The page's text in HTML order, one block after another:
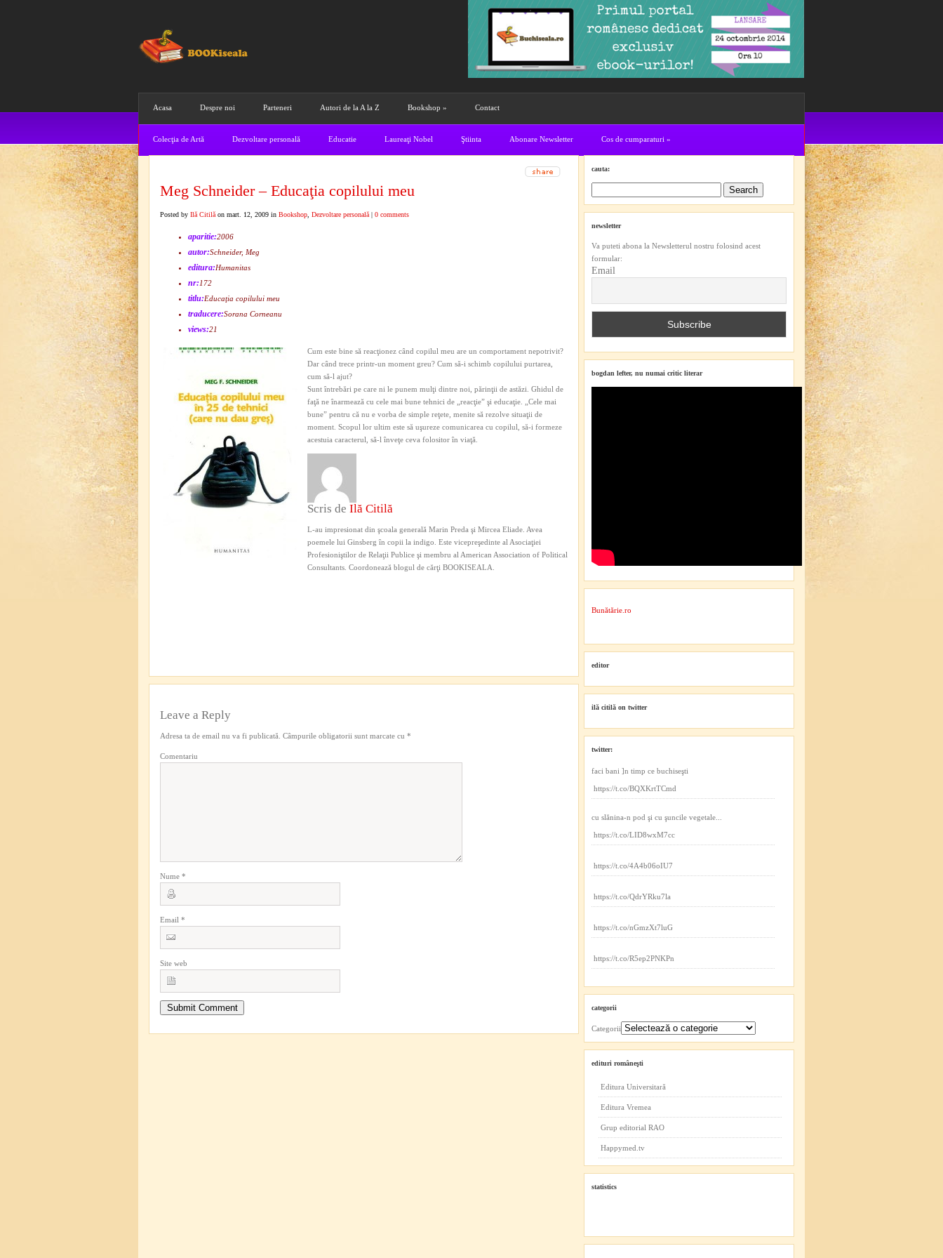
Acasa Despre noi Parteneri Autori de la A la Z Bookshop » Contact
Colecţia de Artă Dezvoltare personală Educatie Laureaţi Nobel Ştiinta Abonare Newsletter Cos de cumparaturi »
Meg Schneider – Educaţia copilului meu
Posted by Ilă Citilă on mart. 12, 2009 in Bookshop Dezvoltare personală | 0 comments
aparitie:2006
autor:Schneider, Meg
editura:Humanitas
nr:172
titlu:Educaţia copilului meu
traducere:Sorana Corneanu
views:21
Cum este bine să reacţionez când copilul meu are un comportament nepotrivit?
Dar când trece printr-un moment greu? Cum să-i schimb copilului purtarea,
cum să-l ajut?
Sunt întrebări pe care ni le punem mulţi dintre noi, părinţii de astăzi. Ghidul de
faţă ne înarmează cu cele mai bune tehnici de „reacţie” şi educaţie. „Cele mai
bune” pentru că nu e vorba de simple reţete, menite să rezolve situaţii de
moment. Scopul lor ultim este să uşureze comunicarea cu copilul, să-i formeze
acestuia caracterul, să-l înveţe ceva folositor în viaţă.
Scris de Ilă Citilă
L-au impresionat din şcoala generală Marin Preda şi Mircea Eliade. Avea
poemele lui Ginsberg în copii la indigo. Este vicepreşedinte al Asociaţiei
Profesioniştilor de Relaţii Publice şi membru al American Association of Political
Consultants. Coordonează blogul de cărţi BOOKISEALA.
Leave a Reply
Adresa ta de email nu va fi publicată. Câmpurile obligatorii sunt marcate cu *
Comentariu
Nume *
Email *
Site web
cauta:
newsletter
Va puteti abona la Newsletterul nostru folosind acest
formular:
Email
bogdan lefter, nu numai critic literar
Bunătărie.ro
editor
ilă citilă on twitter
twitter:
faci bani ]n timp ce buchiseşti
https://t.co/BQXKrtTCmd
cu slănina-n pod şi cu şuncile vegetale...
https://t.co/LID8wxM7cc
https://t.co/4A4b06oIU7
https://t.co/QdrYRku7la
https://t.co/nGmzXt7luG
https://t.co/R5ep2PNKPn
categorii
Categorii
edituri româneşti
Editura Universitară
Editura Vremea
Grup editorial RAO
Happymed.tv
statistics